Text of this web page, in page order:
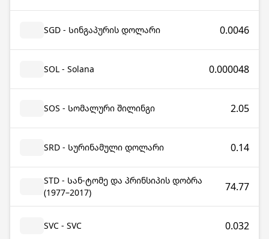
SGD - Სინგაპურის დოლარი 0.0046
SOL - Solana 0.000048
SOS - Სომალური შილინგი 2.05
SRD - Სურინამული დოლარი 0.14
STD - Სან-ტომე და პრინსიპის დობრა
(1977–2017)
74.77
SVC - SVC 0.032